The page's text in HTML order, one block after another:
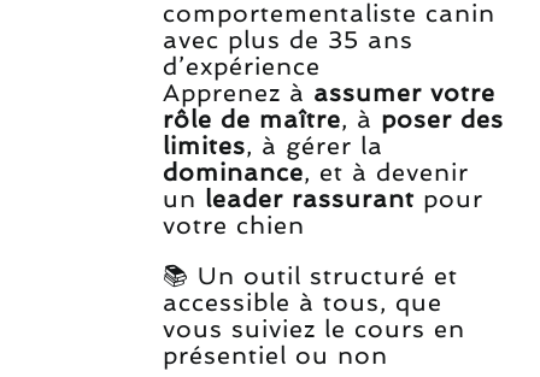
comportementaliste canin
avec plus de 35 ans
d’expérience
Apprenez à assumer votre
rôle de maître, à poser des
limites, à gérer la
dominance, et à devenir
un leader rassurant pour
votre chien
📚 Un outil structuré et
accessible à tous, que
vous suiviez le cours en
présentiel ou non